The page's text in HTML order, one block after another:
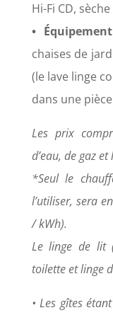
Hi-Fi CD,
•
chaises de
(le lave linge
dans une
Les prix
d’eau, de gaz
*Seul le
l’utiliser, sera
/ kWh).
Le linge de lit
toilette et linge
• Les gîtes